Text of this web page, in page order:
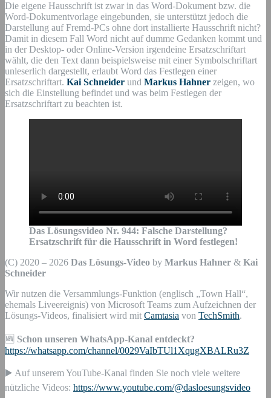
Die eigene Hausschrift ist zwar in das Word-Dokument bzw. die
Word-Dokumentvorlage eingebunden, sie unterstützt jedoch die
Darstellung auf Fremd-PCs ohne dort installierte Hausschrift nicht?
Damit in diesem Fall Word nicht auf dumme Gedanken kommt und
in der Desktop- oder Online-Version irgendeine Ersatzschriftart
wählt, die den Text dann beispielsweise mit einer Symbolschriftart
unleserlich dargestellt, erlaubt Word das Festlegen einer
Ersatzschriftart. Kai Schneider und Markus Hahner zeigen, wo
sich die Einstellung befindet und was beim Festlegen der
Ersatzschriftart zu beachten ist.
Das Lösungsvideo Nr. 944: Falsche Darstellung?
Ersatzschrift für die Hausschrift in Word festlegen!
(C) 2020 – 2026 Das Lösungs-Video by Markus Hahner & Kai
Schneider
Wir nutzen die Versammlungs-Funktion (englisch „Town Hall“,
ehemals Liveereignis) von Microsoft Teams zum Aufzeichnen der
Lösungs-Videos, finalisiert wird mit Camtasia von TechSmith.
🆕 Schon unseren WhatsApp-Kanal entdeckt?
https://whatsapp.com/channel/0029VaIbTUl1XqugXBALRu3Z
▶️ Auf unserem YouTube-Kanal finden Sie noch viele weitere
nützliche Videos: https://www.youtube.com/@dasloesungsvideo